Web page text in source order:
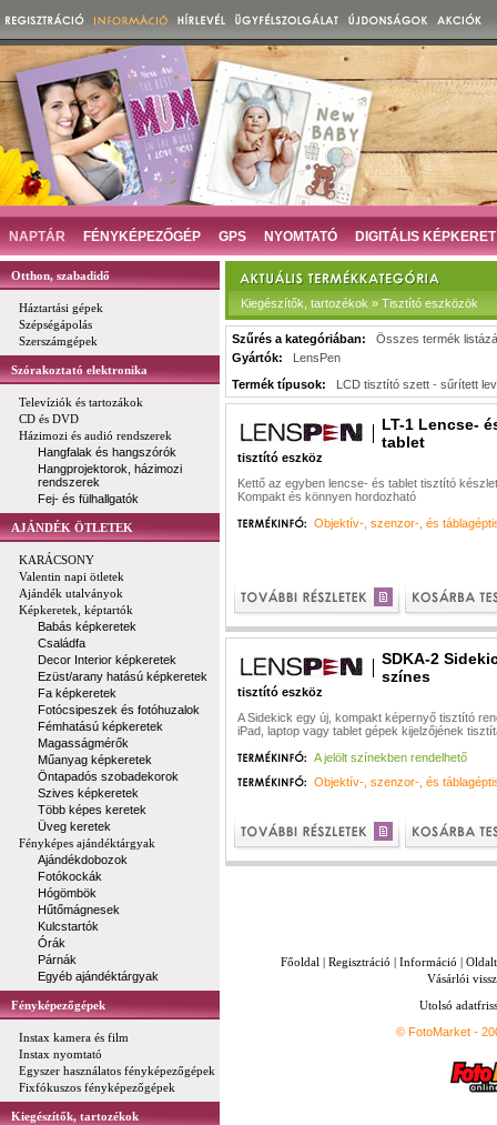
NAPTÁR FÉNYKÉPEZŐGÉP GPS NYOMTATÓ DIGITÁLIS KÉPKERET
Otthon, szabadidő
Háztartási gépek
Szépségápolás
Szerszámgépek
Szórakoztató elektronika
Televíziók és tartozákok
CD és DVD
Házimozi és audió rendszerek
Hangfalak és hangszórók
Hangprojektorok, házimozi
rendszerek
Fej- és fülhallgatók
AJÁNDÉK ÖTLETEK
KARÁCSONY
Valentin napi ötletek
Ajándék utalványok
Képkeretek, képtartók
Babás képkeretek
Családfa
Decor Interior képkeretek
Ezüst/arany hatású képkeretek
Fa képkeretek
Fotócsipeszek és fotóhuzalok
Fémhatású képkeretek
Magasságmérők
Műanyag képkeretek
Öntapadós szobadekorok
Szives képkeretek
Több képes keretek
Üveg keretek
Fényképes ajándéktárgyak
Ajándékdobozok
Fotókockák
Hógömbök
Hűtőmágnesek
Kulcstartók
Órák
Párnák
Egyéb ajándéktárgyak
Fényképezőgépek
Instax kamera és film
Instax nyomtató
Egyszer használatos fényképezőgépek
Fixfókuszos fényképezőgépek
Kiegészítők, tartozékok
Kiegészítők, tartozékok » Tisztító eszközök
Szűrés a kategóriában: Összes termék
Gyártók:
LensPen
Termék típusok:
LCD tisztító szett - sűrített
LT-1 Lencse-
tablet
tisztító eszköz
Kettő az egyben lencse- és tablet tisztító készlet
Kompakt és könnyen hordozható
Objektív-, szenzor-, és
SDKA-2
színes
tisztító eszköz
A Sidekick egy új, kompakt képernyő tisztító
iPad, laptop vagy tablet gépek kijelzőjének
A jelölt színekben rendelhető
Objektív-, szenzor-, és
Főoldal | Regisztráció | Információ |
Vásárlói
Utolsó
© FotoMarket -